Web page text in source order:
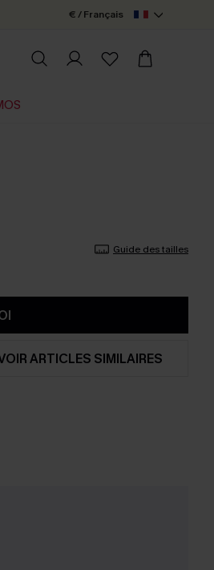
€ / Français
Guide des tailles
ARTICLES SIMILAIRES